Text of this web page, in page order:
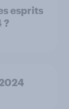
esprits
?